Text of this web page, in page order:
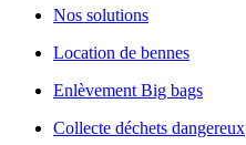
Nos solutions
Location de bennes
Enlèvement Big bags
Collecte déchets dangereux